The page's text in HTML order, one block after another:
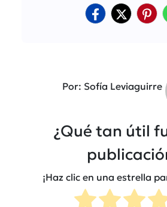
Por: Sofía Leviaguirre
¿Qué tan útil
¡Haz clic en una estrella